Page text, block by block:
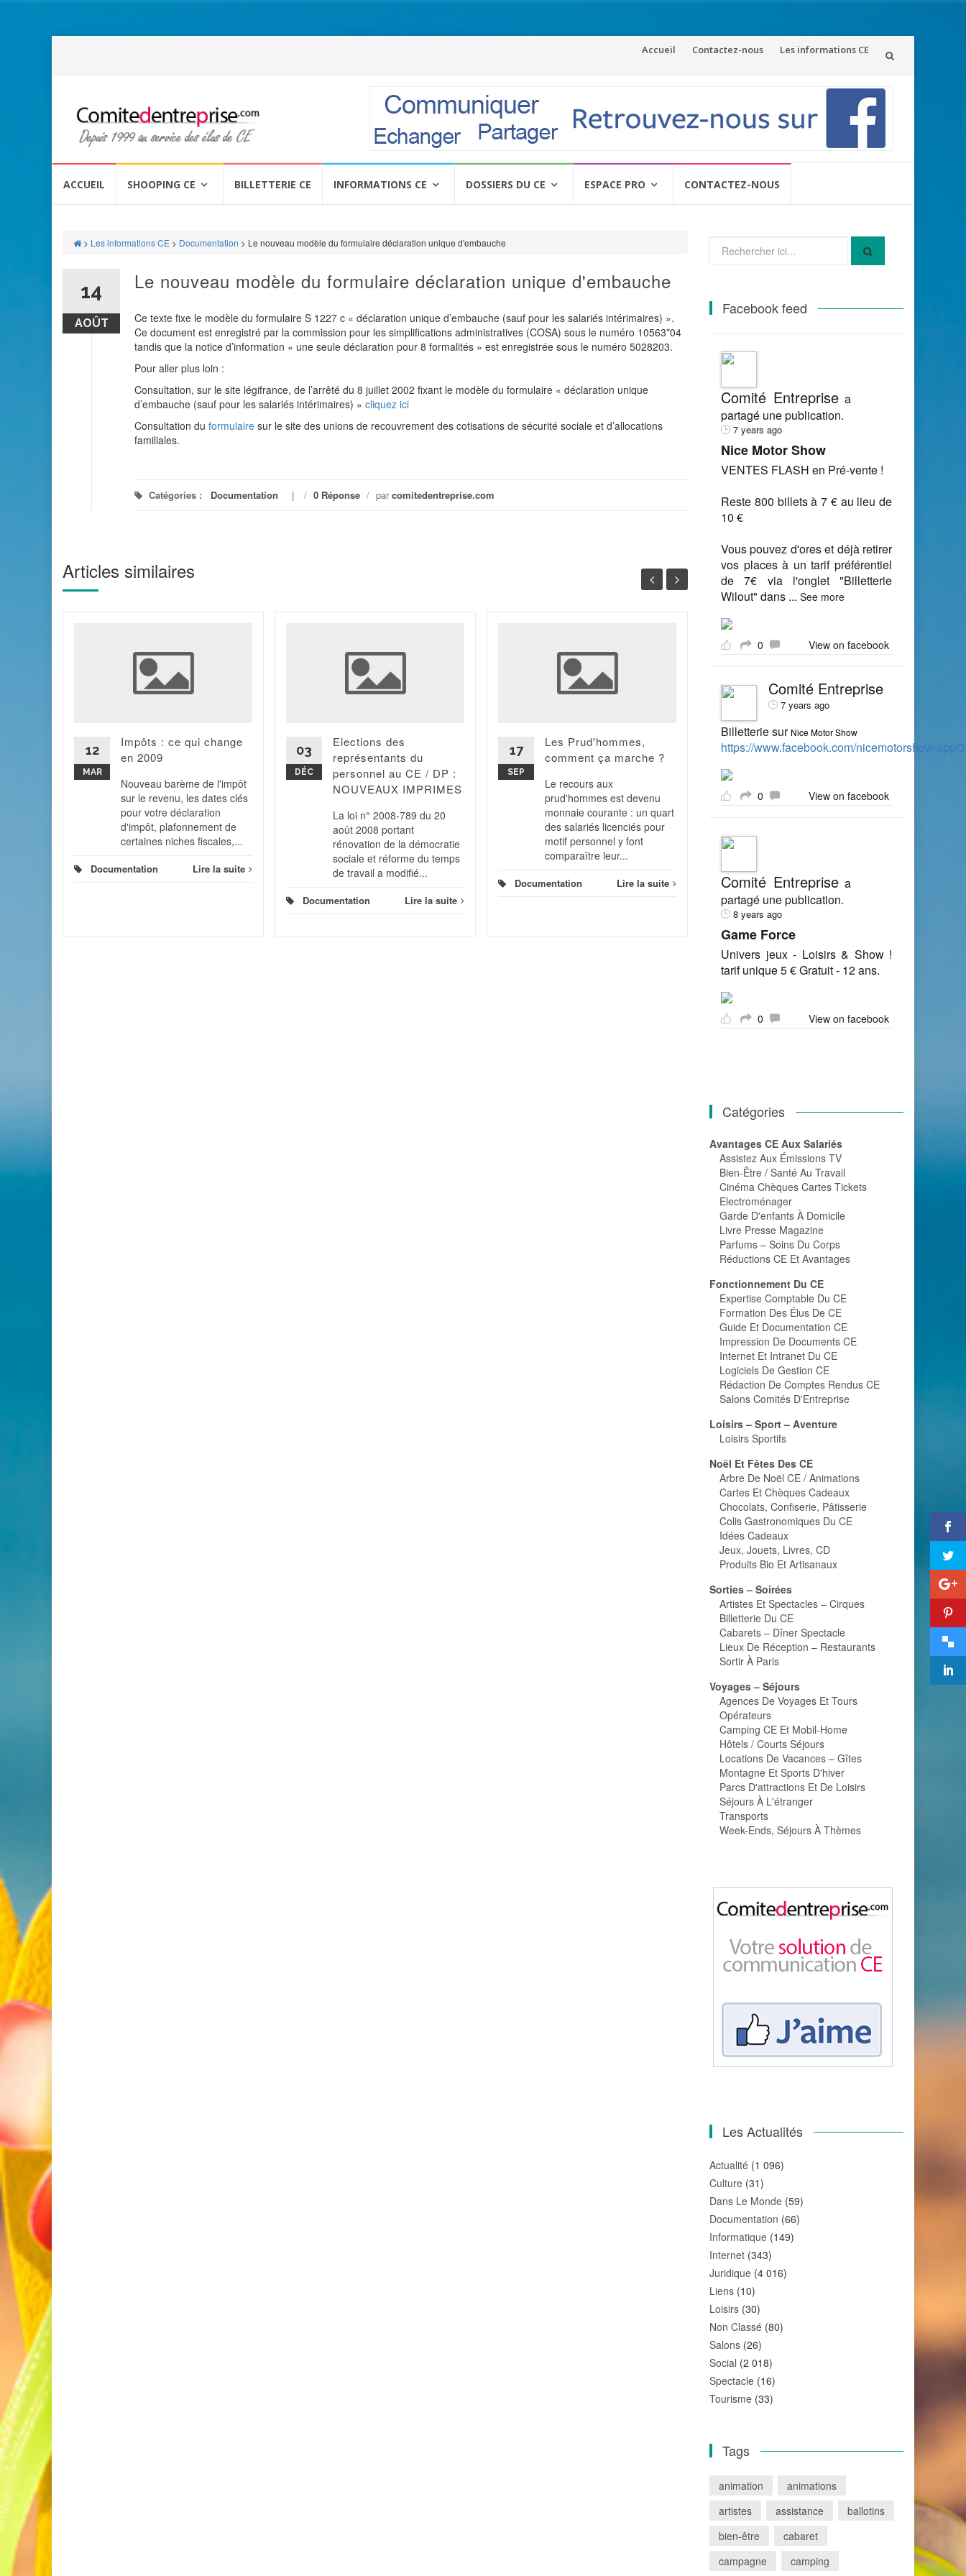
Aller
Accueil Contactez-nous Les informations CE
ACCUEIL SHOOPING CE BILLETTERIE CE INFORMATIONS CE DOSSIERS DU CE ESPACE PRO CONTACTEZ-NOUS
> Les informations CE > Documentation > Le nouveau modèle du formulaire déclaration unique d'embauche
14
AOÛT
Le nouveau modèle du formulaire déclaration unique d'embauche
Ce texte fixe le modèle du formulaire S 1227 c « déclaration unique d’embauche (sauf pour les salariés intérimaires) ».
Ce document est enregistré par la commission pour les simplifications administratives (COSA) sous le numéro 10563*04
tandis que la notice d’information « une seule déclaration pour 8 formalités » est enregistrée sous le numéro 5028203.
Pour aller plus loin :
Consultation, sur le site légifrance, de l’arrêté du 8 juillet 2002 fixant le modèle du formulaire « déclaration unique
d’embauche (sauf pour les salariés intérimaires) » cliquez ici
Consultation du formulaire sur le site des unions de recouvrement des cotisations de sécurité sociale et d’allocations
familiales.
Catégories : Documentation / 0 Réponse / parcomitedentreprise.com
Articles similaires
12
MAR
Impôts : ce qui change
en 2009
Nouveau barème de l'impôt
sur le revenu, les dates clés
pour votre déclaration
d'impôt, plafonnement de
certaines niches fiscales,...
Documentation Lire la suite
03
DÉC
Elections des
représentants du
personnel au CE / DP :
NOUVEAUX IMPRIMES
La loi n° 2008-789 du 20
août 2008 portant
rénovation de la démocratie
sociale et réforme du temps
de travail a modifié...
Documentation Lire la suite
17
SEP
Les Prud'hommes,
comment ça marche ?
Le recours aux
prud'hommes est devenu
monnaie courante : un quart
des salariés licenciés pour
motif personnel y font
comparaître leur...
Documentation Lire la suite
04
Connaître le jargon
Pour les non-initiés, le
jargon de la photo peut
sembler obscur. Pourtant,
savoir à quoi correspondent
Documentation Lire la suite
pour
Facebook feed
Comité Entreprisea
partagé une publication.
7 years ago
Nice Motor Show
VENTES FLASH en Pré-vente !
Reste 800 billets à 7 € au lieu de
10 €
Vous pouvez d'ores et déjà retirer
vos places à un tarif préférentiel
de 7€ via l'onglet "Billetterie
Wilout" dans ... See more
0 View on facebook
Comité Entreprise
7 years ago
Billetterie sur Nice Motor Show
https://www.facebook.com/nicemotorshow/app/
0 View on facebook
Comité Entreprisea
partagé une publication.
8 years ago
Game Force
Univers jeux - Loisirs & Show !
tarif unique 5 € Gratuit - 12 ans.
0 View on facebook
Catégories
Avantages CE Aux Salariés
Assistez Aux Émissions TV
Bien-Être / Santé Au Travail
Cinéma Chèques Cartes Tickets
Electroménager
Garde D'enfants À Domicile
Livre Presse Magazine
Parfums – Soins Du Corps
Réductions CE Et Avantages
Fonctionnement Du CE
Expertise Comptable Du CE
Formation Des Élus De CE
Guide Et Documentation CE
Impression De Documents CE
Internet Et Intranet Du CE
Logiciels De Gestion CE
Rédaction De Comptes Rendus CE
Salons Comités D'Entreprise
Loisirs – Sport – Aventure
Loisirs Sportifs
Noël Et Fêtes Des CE
Arbre De Noël CE / Animations
Cartes Et Chèques Cadeaux
Chocolats, Confiserie, Pâtisserie
Colis Gastronomiques Du CE
Idées Cadeaux
Jeux, Jouets, Livres, CD
Produits Bio Et Artisanaux
Sorties – Soirées
Artistes Et Spectacles – Cirques
Billetterie Du CE
Cabarets – Dîner Spectacle
Lieux De Réception – Restaurants
Sortir À Paris
Voyages – Séjours
Agences De Voyages Et Tours
Opérateurs
Camping CE Et Mobil-Home
Hôtels / Courts Séjours
Locations De Vacances – Gîtes
Montagne Et Sports D'hiver
Parcs D'attractions Et De Loisirs
Séjours À L'étranger
Transports
Week-Ends, Séjours À Thèmes
Les Actualités
Actualité (1 096)
Culture (31)
Dans Le Monde (59)
Documentation (66)
Informatique (149)
Internet (343)
Juridique (4 016)
Liens (10)
Loisirs (30)
Non Classé (80)
Salons (26)
Social (2 018)
Spectacle (16)
Tourisme (33)
Tags
animation
animations
artistes
assistance
ballotins
bien-être
cabaret
campagne
camping